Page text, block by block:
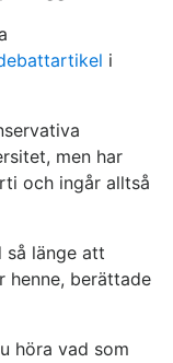
i
men har
och ingår alltså
så länge att
henne, berättade
höra vad som